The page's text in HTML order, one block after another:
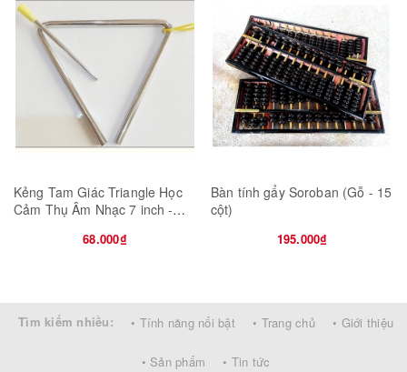
Đèn LED tích hợp
Thêm vào đó với đèn LED được tích hợp và có thể sử dụng trên
tất cả các loại bàn của Best Desk. Với 4 cài đặt, các em có thể tìm
thấy mức ánh sáng phù hợp nhất với mình.
Kẻng Tam Giác Triangle Học
Cảm Thụ Âm Nhạc 7 inch -
68.000₫
Bàn tính gẩy Soroban (Gỗ - 15
cột)
195.000₫
Tìm kiếm nhiều: • Tính năng nổi bật • Trang chủ • Giới thiệu
• Sản phẩm • Tin tức